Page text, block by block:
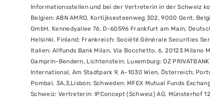
Informationsstellen und bei der Vertreterin in der Schweiz
Belgien: ABN AMRO, Kortijksesteenweg 302, 9000 Gent,
GmbH, Kennedyallee 76, D-60596 Frankfurt am Main,
Helsinki, Finland; Frankreich: Société Générale Securities
Italien: Allfunds Bank Milan, Via Bocchetto, 6, 20123 Milano
Gamprin-Bendern, Lichtenstein; Luxemburg: DZ
International, Am Stadtpark 9, A-1030 Wien, Österreich;
Pombal, 3A,3,Lisbon; Schweden: MFEX Mutual Funds
Schweiz: Vertreterin: IPConcept (Schweiz) AG, Münsterhof